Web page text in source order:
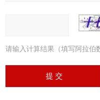
请输入计算结果（填写阿拉伯